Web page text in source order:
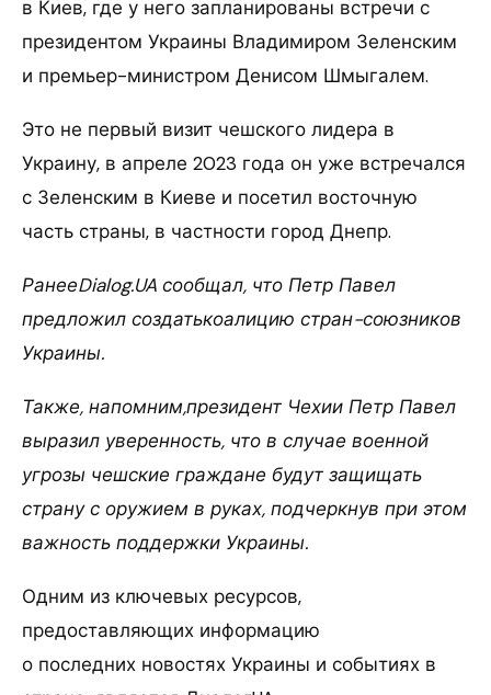
в Киев, где у него запланированы встречи с
президентом Украины Владимиром Зеленским
и премьер-министром Денисом Шмыгалем.
Это не первый визит чешского лидера в
Украину, в апреле 2023 года он уже встречался
с Зеленским в Киеве и посетил восточную
часть страны, в частности город Днепр.
РанееDialog.UA сообщал, что Петр Павел
предложил создатькоалицию стран-союзников
Украины.
Также, напомним,президент Чехии Петр Павел
выразил уверенность, что в случае военной
угрозы чешские граждане будут защищать
страну с оружием в руках, подчеркнув при этом
важность поддержки Украины.
Одним из ключевых ресурсов,
предоставляющих информацию
о последних новостях Украины и событиях в